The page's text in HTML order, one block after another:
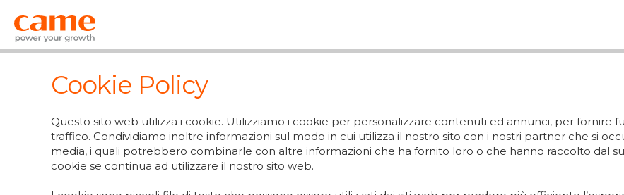
Cookie Policy
Questo sito web utilizza i cookie. Utilizziamo i cookie per personalizzare contenuti ed annunci, per fornire
traffico. Condividiamo inoltre informazioni sul modo in cui utilizza il nostro sito con i nostri partner che si
media, i quali potrebbero combinarle con altre informazioni che ha fornito loro o che hanno raccolto dal
cookie se continua ad utilizzare il nostro sito web.